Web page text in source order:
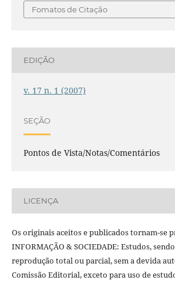
Fomatos de Citação
EDIÇÃO
v. 17 n. 1 (2007)
SEÇÃO
Pontos de Vista/Notas/Comentários
LICENÇA
Os originais aceitos e publicados tornam-se
INFORMAÇÃO & SOCIEDADE: Estudos,
reprodução total ou parcial, sem a devida
Comissão Editorial, exceto para uso de